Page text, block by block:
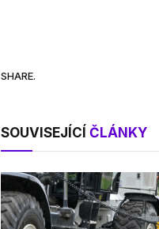
SHARE.
SOUVISEJÍCÍČLÁNKY